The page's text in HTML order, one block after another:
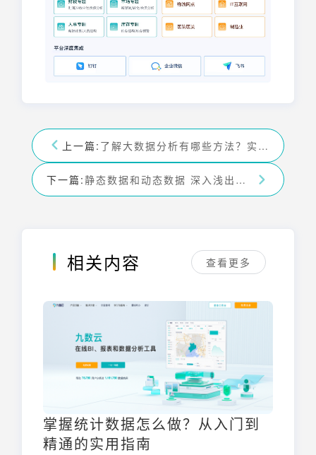
上一篇: 了解大数据分析有哪些方法？实用方法大盘点
下一篇: 静态数据和动态数据 深入浅出理解数据世界
相关内容 查看更多
掌握统计数据怎么做？从入门到
精通的实用指南